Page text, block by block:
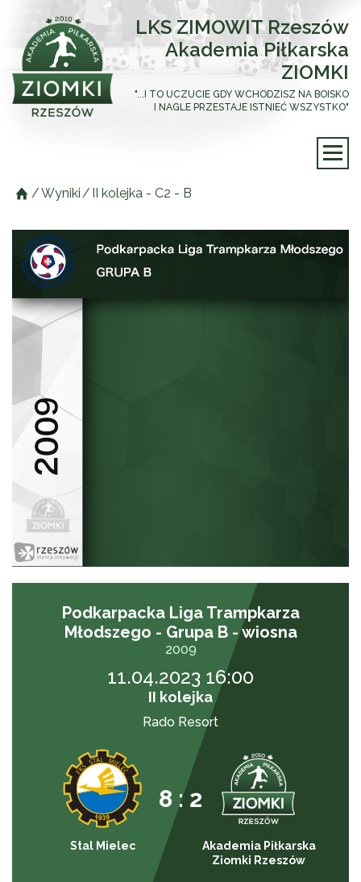
LKS ZIMOWIT Rzeszów
Akademia Piłkarska
ZIOMKI
"...I TO UCZUCIE GDY WCHODZISZ NA BOISKO
I NAGLE PRZESTAJE ISTNIEĆ WSZYSTKO"
/Wyniki / II kolejka - C2 - B
Podkarpacka Liga Trampkarza
Młodszego - Grupa B - wiosna
2009
11.04.2023 16:00
II kolejka
Rado Resort
8 : 2
Stal Mielec
Akademia Piłkarska
Ziomki Rzeszów